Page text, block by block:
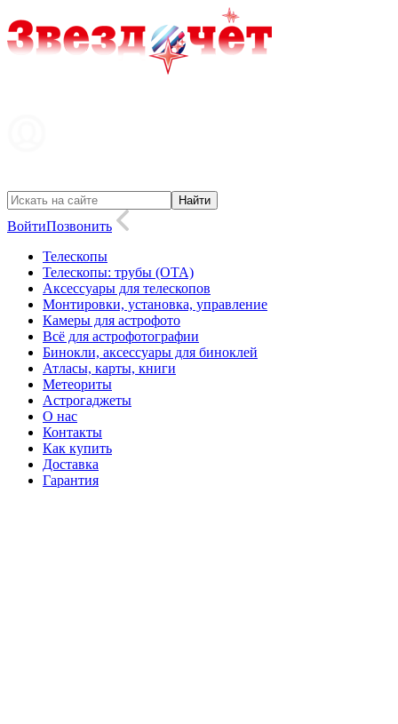
ВойтиПозвонить
Телескопы
Телескопы: трубы (OTA)
Аксессуары для телескопов
Монтировки, установка, управление
Камеры для астрофото
Всё для астрофотографии
Бинокли, аксессуары для биноклей
Атласы, карты, книги
Метеориты
Астрогаджеты
О нас
Контакты
Как купить
Доставка
Гарантия